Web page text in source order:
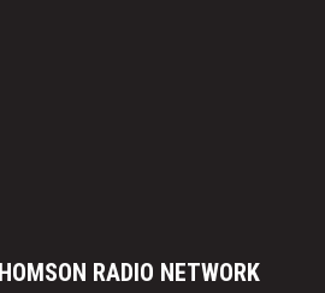
RADIO NETWORK